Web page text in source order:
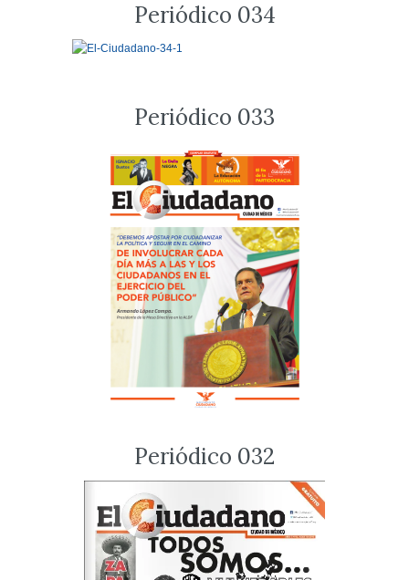
Periódico 034
Periódico 033
Periódico 032